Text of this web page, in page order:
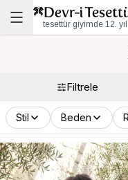
tesettür giyimde 12. yıl
Filtrele
Stil Beden